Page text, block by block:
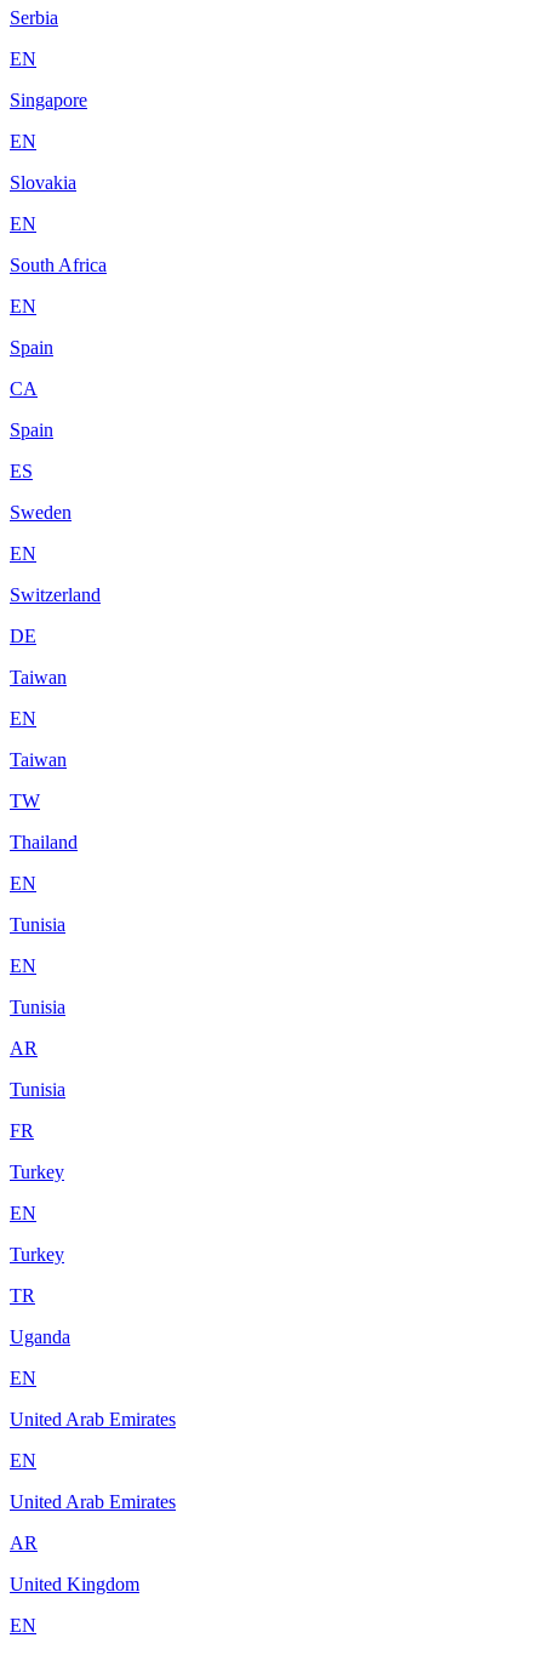
Serbia
EN
Singapore
EN
Slovakia
EN
South Africa
EN
Spain
CA
Spain
ES
Sweden
EN
Switzerland
DE
Taiwan
EN
Taiwan
TW
Thailand
EN
Tunisia
EN
Tunisia
AR
Tunisia
FR
Turkey
EN
Turkey
TR
Uganda
EN
United Arab Emirates
EN
United Arab Emirates
AR
United Kingdom
EN